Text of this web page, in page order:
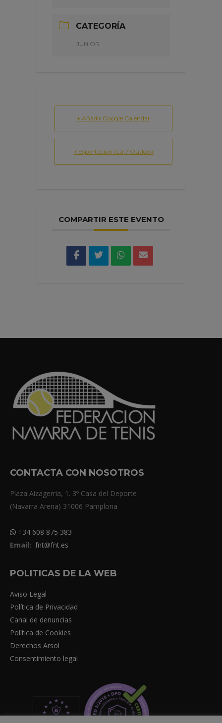
CATEGORÍA
JUNIOR
+ Añadir Google Calendar
+ exportación iCal / Outlook
COMPARTIR ESTE EVENTO
CONTACTA CON NOSOTROS
Plaza Aizagerria, 1. 3º Casa del Deporte
(Navarra Arena) 31006 Pamplona
+34 608 875 383
Email: fnt@fnt.es
POLITICAS DE LA WEB
Aviso Legal
Política de Privacidad
Canal de denuncias
Política de Cookies
Derechos Arsol
Consentimiento legal